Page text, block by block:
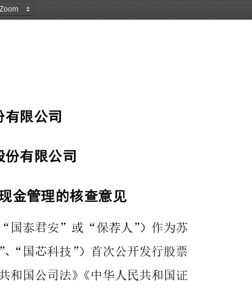
有限公司
份有限公司
金管理的核查意见
国泰君安” 或 保荐 人”
） 作为苏
“ 国芯科技 ”）首次公开发行股票
和国公司法》《中华人民共和国证